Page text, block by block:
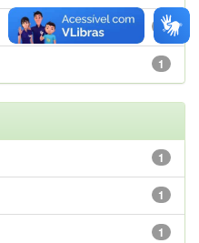
1
1
1
1
1